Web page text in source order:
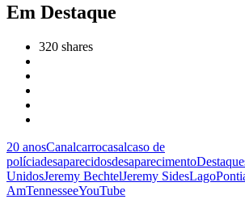
Em Destaque
320 shares
20 anosCanalcarrocasalcaso de
políciadesaparecidosdesaparecimento
UnidosJeremy BechtelJeremy SidesLago
AmTennesseeYouTube